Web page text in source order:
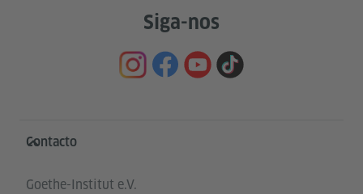
Siga-nos
Service- und Informationsbereich
Contacto
Goethe-Institut e.V.